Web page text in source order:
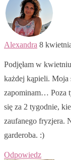
Alexandra 8
Podjęłam w
każdej kąpieli. Moja
zapominam… Poza
się za 2 tygodnie,
zaufanego fryzjera.
garderoba. :)
Odpowiedz